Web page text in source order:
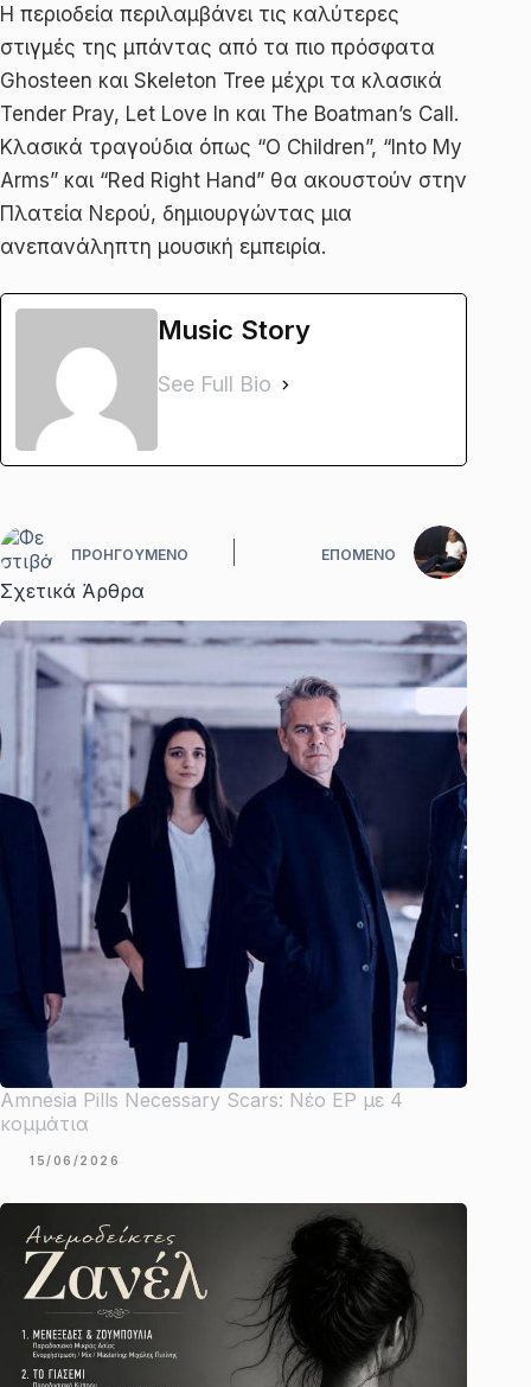
Η περιοδεία περιλαμβάνει τις καλύτερες
στιγμές της μπάντας από τα πιο πρόσφατα
Ghosteen και Skeleton Tree μέχρι τα κλασικά
Tender Pray, Let Love In και The Boatman’s Call.
Κλασικά τραγούδια όπως “O Children”, “Into My
Arms” και “Red Right Hand” θα ακουστούν στην
Πλατεία Νερού, δημιουργώντας μια
ανεπανάληπτη μουσική εμπειρία.
Music Story
See Full Bio
ΠΡΟΗΓΟΎΜΕΝΟ ΕΠΌΜΕΝΟ
Σχετικά Άρθρα
Amnesia Pills Necessary Scars: Νέο EP με 4
κομμάτια
15/06/2026